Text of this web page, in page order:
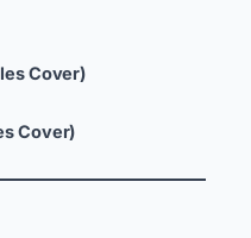
Cover)
Cover)